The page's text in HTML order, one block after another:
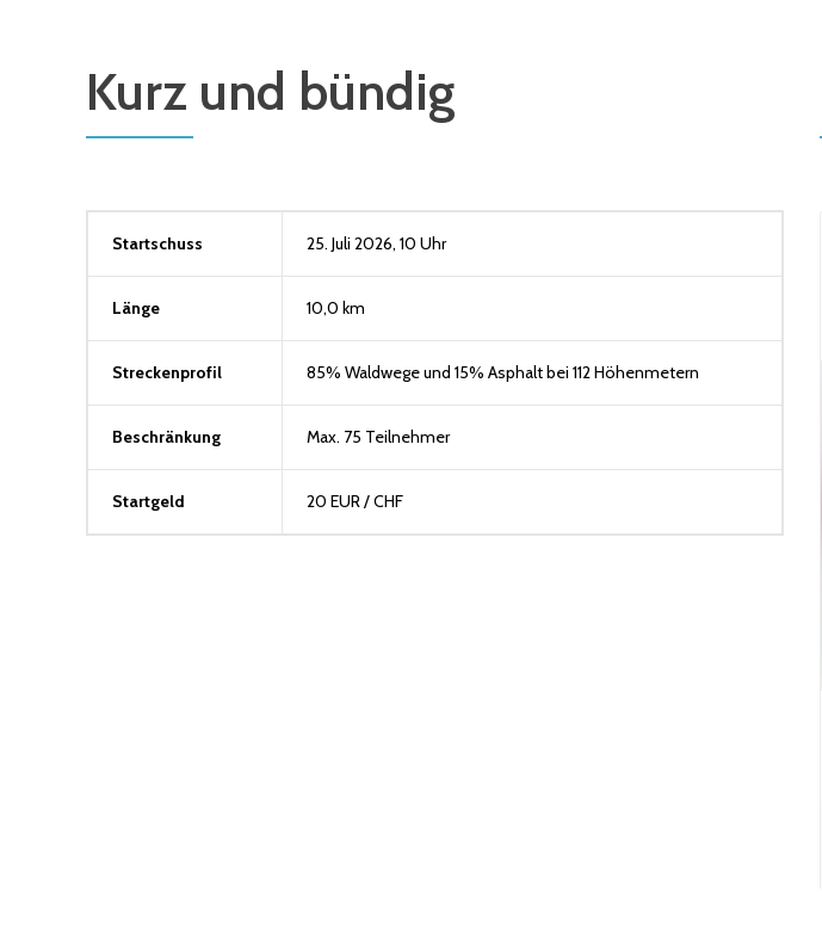
Kurz und bündig
Startschuss 25. Juli 2026, 10 Uhr
Länge 10,0 km
Streckenprofil 85% Waldwege und 15% Asphalt bei 112 Höhenmetern
Beschränkung Max. 75 Teilnehmer
Startgeld 20 EUR / CHF